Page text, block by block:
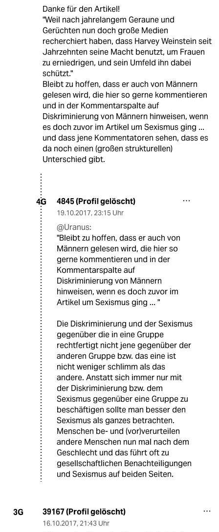
Danke für den Artikel!
"Weil nach jahrelangem Geraune und
Gerüchten nun doch große Medien
recherchiert haben, dass Harvey Weinstein seit
Jahrzehnten seine Macht benutzt, um Frauen
zu erniedrigen, und sein Umfeld ihn dabei
schützt."
Bleibt zu hoffen, dass er auch von Männern
gelesen wird, die hier so gerne kommentieren
und in der Kommentarspalte auf
Diskriminierung von Männern hinweisen, wenn
es doch zuvor im Artikel um Sexismus ging ...
und dass jene Kommentatoren sehen, dass es
da noch einen (großen strukturellen)
Unterschied gibt.
4G 4845 (Profil gelöscht)
19.10.2017, 23:15 Uhr
@Uranus:
"Bleibt zu hoffen, dass er auch von
Männern gelesen wird, die hier so
gerne kommentieren und in der
Kommentarspalte auf
Diskriminierung von Männern
hinweisen, wenn es doch zuvor im
Artikel um Sexismus ging ... "
Die Diskriminierung und der Sexismus
gegenüber die in eine Gruppe
rechtfertigt nicht jene gegenüber der
anderen Gruppe bzw. das eine ist
nicht weniger schlimm als das
andere. Anstatt sich immer nur mit
der Diskriminierung bzw. dem
Sexismus gegenüber eine Gruppe zu
beschäftigen sollte man besser den
Sexismus als ganzes betrachten.
Menschen be- und (vor)verurteilen
andere Menschen nun mal nach dem
Geschlecht und das führt oft zu
gesellschaftlichen Benachteiligungen
und Sexismus auf beiden Seiten.
3G 39167 (Profil gelöscht)
16.10.2017, 21:43 Uhr